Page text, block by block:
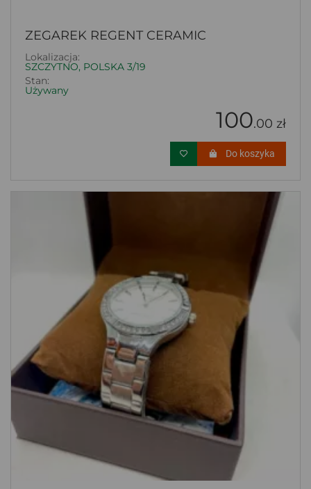
ZEGAREK REGENT CERAMIC
Lokalizacja:
SZCZYTNO, POLSKA 3/19
Stan:
Używany
100.00 zł
Do koszyka